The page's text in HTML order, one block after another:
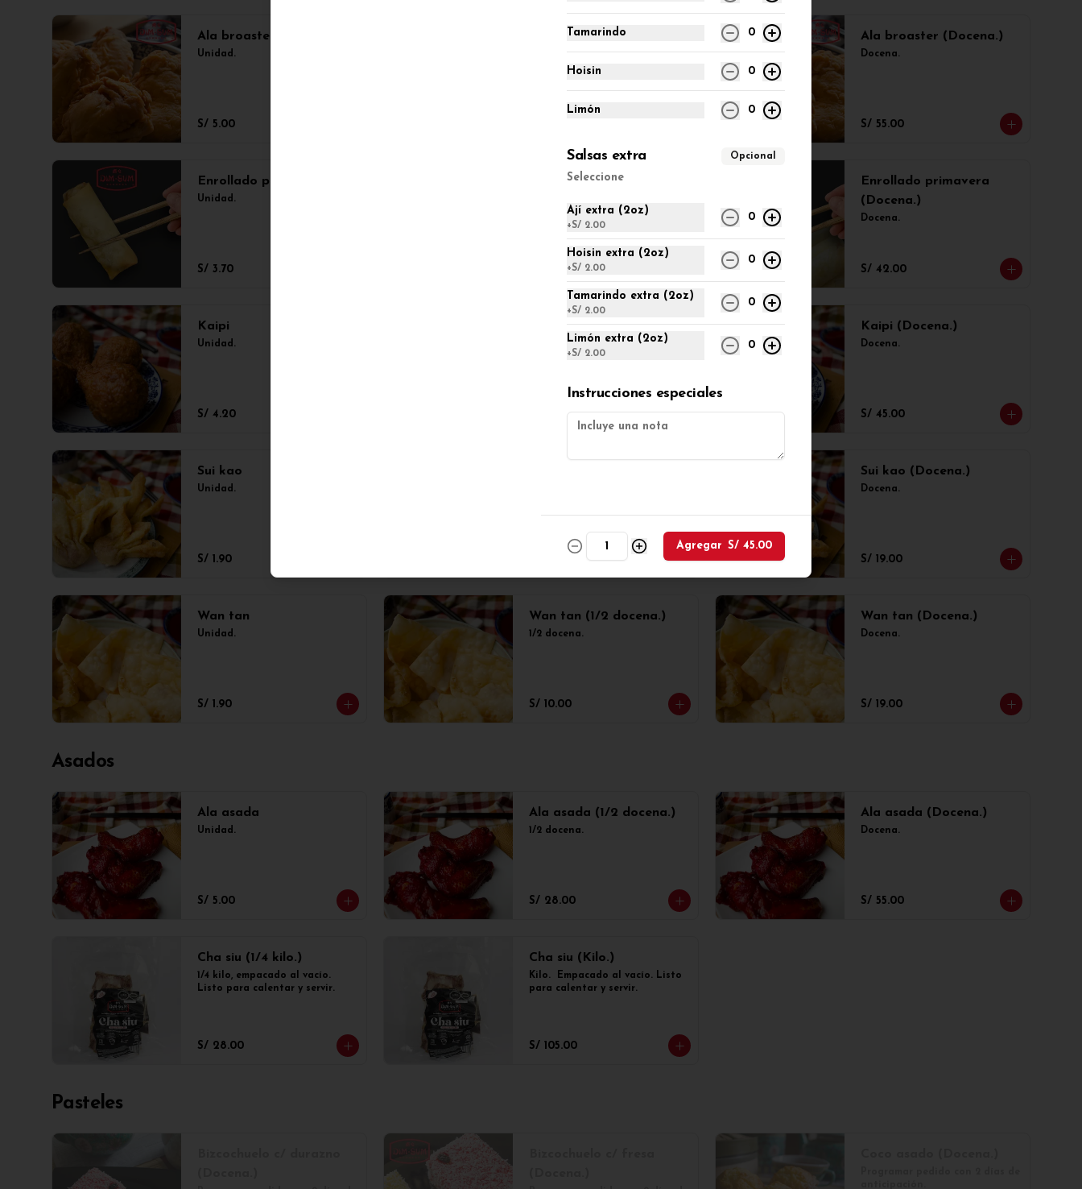
Ala broaster
Unidad.
S/ 5.00
Ala broaster (1/2
docena.)
1/2 docena.
Ala broaster (Docena.)
Docena.
S/ 55.00
Enrollado primavera
Unidad.
S/ 3.70
Enrollado primavera (1/2
1/2 docena.
S/ 22.00
Enrollado primavera
(Docena.)
Docena.
S/ 42.00
Kaipi
Unidad.
S/ 4.20
Kaipi (1/2 docena.)
1/2 docena.
S/ 23.00
Kaipi (Docena.)
Docena.
S/ 45.00
Sui kao
Unidad.
S/ 1.90
Sui kao (Docena.)
Docena.
S/ 19.00
Wan tan
Unidad.
S/ 1.90
Wan tan (1/2 docena.)
1/2 docena.
S/ 10.00
Wan tan (Docena.)
Docena.
S/ 19.00
Asados
Ala asada
Unidad.
S/ 5.00
Ala asada (1/2 docena.)
1/2 docena.
S/ 28.00
Ala asada (Docena.)
Docena.
S/ 55.00
Cha siu (1/4 kilo.)
1/4 kilo, empacado al vacío.
Listo para calentar y servir.
S/ 28.00
Cha siu (Kilo.)
Kilo.  Empacado al vacío. Listo
para calentar y servir.
S/ 105.00
Pasteles
Tamarindo 0
Hoisin 0
Limón 0
Salsas extra Opcional
Seleccione
Ají extra (2oz)
+S/ 2.00
0
Hoisin extra (2oz)
+S/ 2.00
0
Tamarindo extra (2oz)
+S/ 2.00
0
Limón extra (2oz)
+S/ 2.00
0
Instrucciones especiales
Agregar S/ 45.00